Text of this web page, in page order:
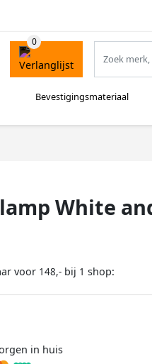
Bevestigingsmateriaal
White
voor 148,- bij 1 shop:
in huis